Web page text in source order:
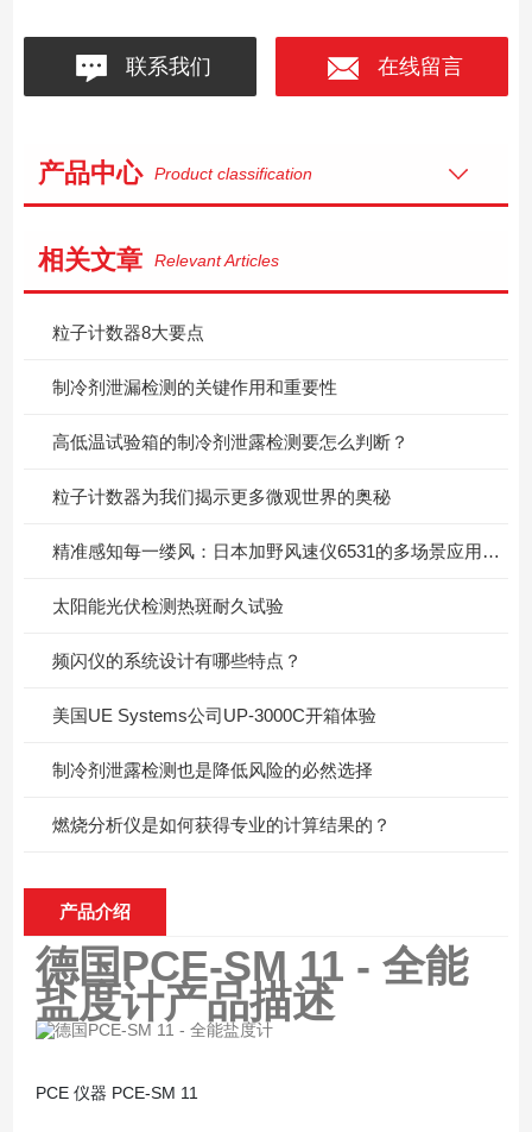
联系我们 在线留言
产品中心 Product classification
相关文章 Relevant Articles
粒子计数器8大要点
制冷剂泄漏检测的关键作用和重要性
高低温试验箱的制冷剂泄露检测要怎么判断？
粒子计数器为我们揭示更多微观世界的奥秘
精准感知每一缕风：日本加野风速仪6531的多场景应用价值
太阳能光伏检测热斑耐久试验
频闪仪的系统设计有哪些特点？
美国UE Systems公司UP-3000C开箱体验
制冷剂泄露检测也是降低风险的必然选择
燃烧分析仪是如何获得专业的计算结果的？
产品介绍
德国PCE-SM 11 - 全能
盐度计产品描述
PCE 仪器 PCE-SM 11